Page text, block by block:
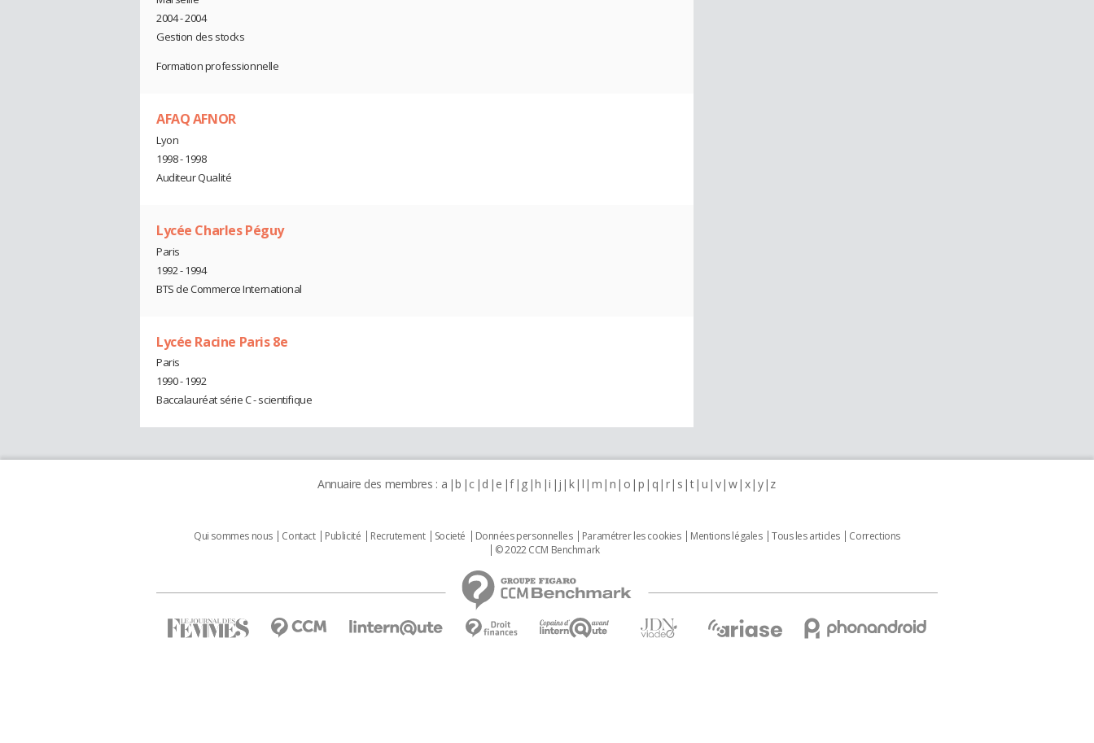
2004 - 2004
Gestion des stocks
Formation professionnelle
AFAQ AFNOR
Lyon
1998 - 1998
Auditeur Qualité
Lycée Charles Péguy
Paris
1992 - 1994
BTS de Commerce International
Lycée Racine Paris 8e
Paris
1990 - 1992
Baccalauréat série C - scientifique
Annuaire des membres : a b c d e f g h i j k l m n o p q r s t u v w x y z
Qui sommes nous Contact Publicité Recrutement Societé Données personnelles Paramétrer les cookies Mentions légales Tous les articles
Corrections
© 2022 CCM Benchmark